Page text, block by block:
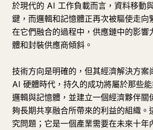
於現代的 AI 工作負載而言，資料移動
鍵，而邏輯和記憶體正再次被驅使走向
在它們融合的過程中，供應鏈中的影響
體和封裝供應商傾斜。
技術方向是明確的，但其經濟解決方案
AI 硬體時代，持久的成功將屬於那些
邏輯與記憶體，並建立一個經濟夥伴關
夠長期共享融合所帶來的利益的組織。
究問題；它是一個產業需要在未來十年